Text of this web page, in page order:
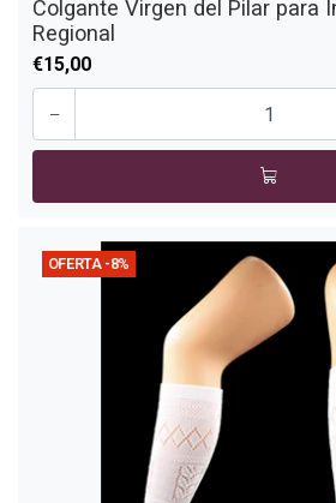
Colgante Virgen del Pilar para
Regional
€15,00
-
OFERTA -8%